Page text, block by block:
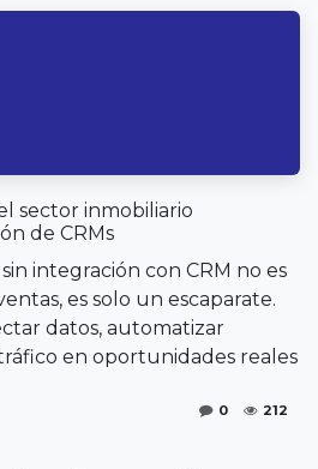
sector inmobiliario
de CRMs
integración con CRM no es
es solo un escaparate.
datos, automatizar
en oportunidades reales
0 212